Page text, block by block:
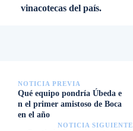
vinacotecas del país.
NOTICIA PREVIA
Qué equipo pondría Úbeda e
n el primer amistoso de Boca
en el año
NOTICIA SIGUIENTE